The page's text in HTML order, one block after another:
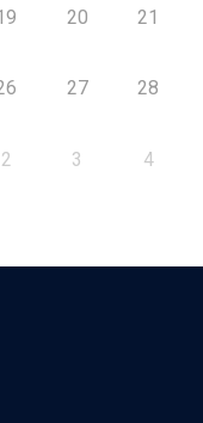
20 21
27 28
2 3 4